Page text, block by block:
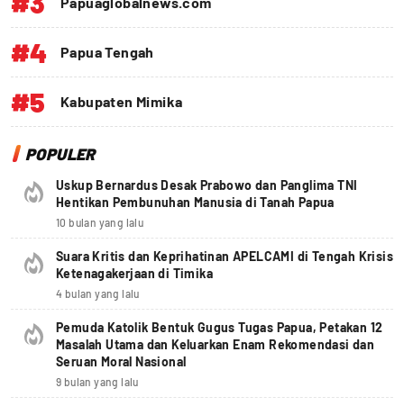
#4 Papua Tengah
#5 Kabupaten Mimika
POPULER
Uskup Bernardus Desak Prabowo dan Panglima TNI
Hentikan Pembunuhan Manusia di Tanah Papua
10 bulan yang lalu
Suara Kritis dan Keprihatinan APELCAMI di Tengah Krisis
Ketenagakerjaan di Timika
4 bulan yang lalu
Pemuda Katolik Bentuk Gugus Tugas Papua, Petakan 12
Masalah Utama dan Keluarkan Enam Rekomendasi dan
Seruan Moral Nasional
9 bulan yang lalu